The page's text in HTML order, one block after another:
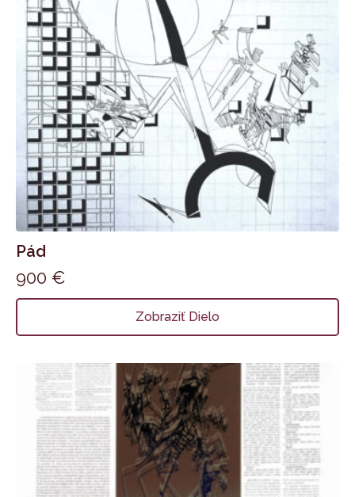
Pád
900 €
Zobraziť Dielo